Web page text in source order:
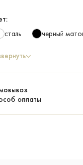
сталь
черный
оплаты